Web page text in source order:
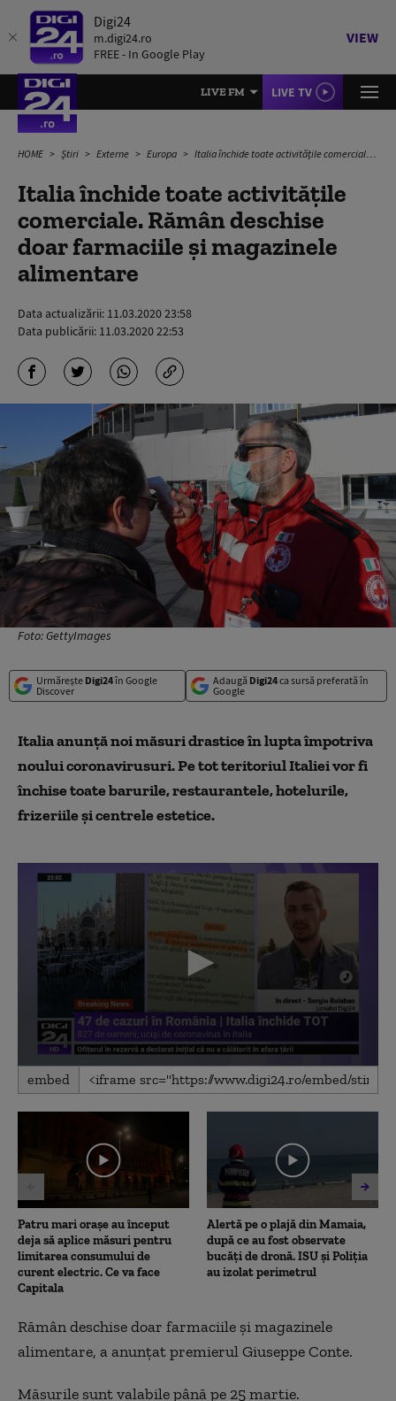
Digi24
m.digi24.ro
FREE - In Google Play
VIEW
LIVE FM LIVE TV
HOME Știri Externe Europa Italia închide toate activitățile comerciale. Rămân deschise doar farmaciile și magazinele alimentare
Italia închide toate activitățile
comerciale. Rămân deschise
doar farmaciile și magazinele
alimentare
Data actualizării: 11.03.2020 23:58
Data publicării: 11.03.2020 22:53
Foto: GettyImages
Urmărește Digi24în Google
Discover
Adaugă Digi24ca sursă preferată în
Google
Italia anunță noi măsuri drastice în lupta împotriva
noului coronavirusuri. Pe tot teritoriul Italiei vor fi
închise toate barurile, restaurantele, hotelurile,
frizeriile și centrele estetice.
0
seconds
6
seconds
embed
Patru mari orașe au început
deja să aplice măsuri pentru
limitarea consumului de
curent electric. Ce va face
Capitala
Alertă pe o plajă din Mamaia,
după ce au fost observate
bucăți de dronă. ISU și Poliția
au izolat perimetrul
Rămân deschise doar farmaciile și magazinele
alimentare, a anunțat premierul Giuseppe Conte.
Măsurile sunt valabile până pe 25 martie.